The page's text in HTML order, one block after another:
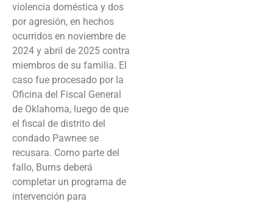
violencia doméstica y dos
por agresión, en hechos
ocurridos en noviembre de
2024 y abril de 2025 contra
miembros de su familia. El
caso fue procesado por la
Oficina del Fiscal General
de Oklahoma, luego de que
el fiscal de distrito del
condado Pawnee se
recusara. Como parte del
fallo, Burns deberá
completar un programa de
intervención para